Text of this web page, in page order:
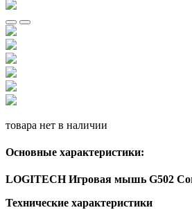
товара нет в наличии
Основные характеристики:
LOGITECH Игровая мышь G502
Технические характеристики